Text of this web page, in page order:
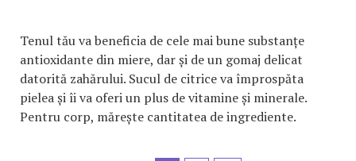
Tenul tău va beneficia de cele mai bune substanțe
antioxidante din miere, dar și de un gomaj delicat
datorită zahărului. Sucul de citrice va împrospăta
pielea și îi va oferi un plus de vitamine și minerale.
Pentru corp, mărește cantitatea de ingrediente.